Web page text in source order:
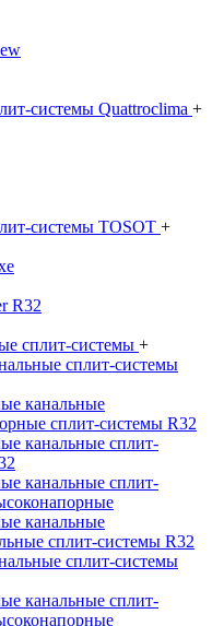
системы Quattroclima +
системы TOSOT +
R32
сплит-системы +
сплит-системы
канальные
сплит-системы R32
канальные сплит-
канальные сплит-
канальные
сплит-системы R32
сплит-системы
канальные сплит-